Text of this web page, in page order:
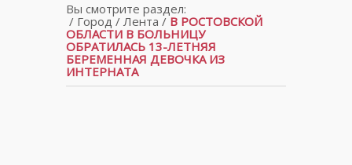
Вы смотрите раздел:
/ Город/ Лента / В РОСТОВСКОЙ
ОБЛАСТИ В БОЛЬНИЦУ
ОБРАТИЛАСЬ 13-ЛЕТНЯЯ
БЕРЕМЕННАЯ ДЕВОЧКА ИЗ
ИНТЕРНАТА